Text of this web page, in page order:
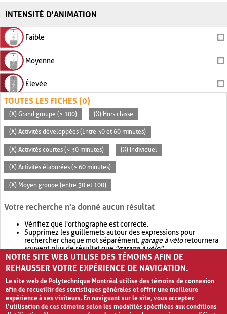
INTENSITÉ D'ANIMATION
Faible
Moyenne
Élevée
TOUTES LES FICHES (0)
(X) Grand groupe (> 100) (X) Hors classe
(X) Activités développées (Entre 30 et 60 minutes)
(X) Activités courtes (< 30 minutes) (X) Individuel
(X) Activités élaborées (> 60 minutes)
(X) Moyen groupe (entre 30 et 100)
Votre recherche n'a donné aucun résultat
Vérifiez que l'orthographe est correcte.
Supprimez les guillemets autour des expressions pour
rechercher chaque mot séparément. garage à véloretournera
souvent plus de résultat que"garage à vélo".
Envisagez d'élargir votre recherche avec OR.garage OR vélo
retournera souvent plus de résultat quegarage à vélo
NOTRE SITE WEB UTILISE DES TÉMOINS AFIN DE
REHAUSSER VOTRE EXPÉRIENCE DE NAVIGATION.
Le site web de Polytechnique Montréal utilise des témoins de connexion
afin de recueillir des statistiques générales et offrir une meilleure
expérience à ses visiteurs. En naviguant sur le site, vous acceptez
l’utilisation de ces témoins selon les modalités spécifiées aux conditions